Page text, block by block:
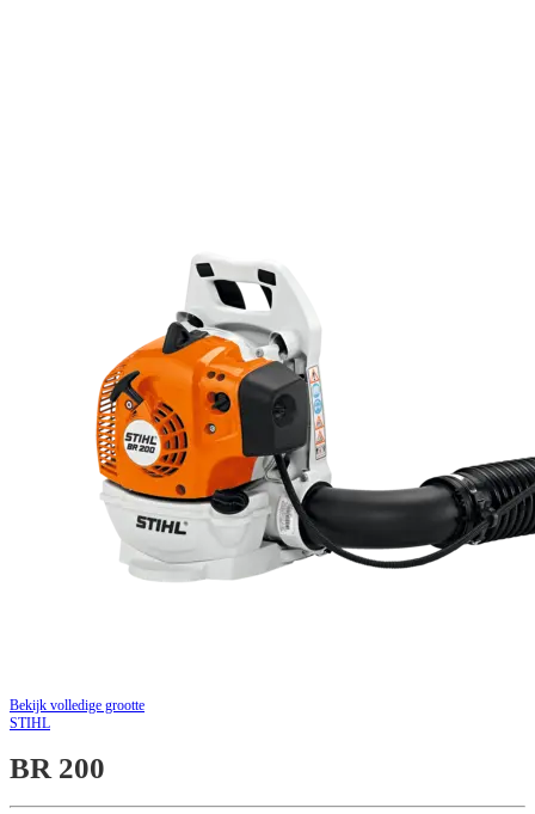
Bekijk volledige grootte
STIHL
BR 200